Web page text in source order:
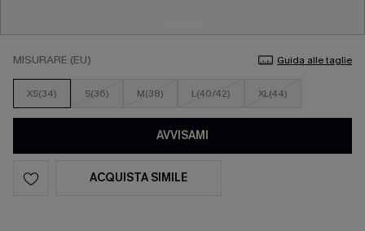
MISURARE (EU) Guida alle taglie
XS(34) S(36) M(38) L(40/42) XL(44)
AVVISAMI
ACQUISTA SIMILE